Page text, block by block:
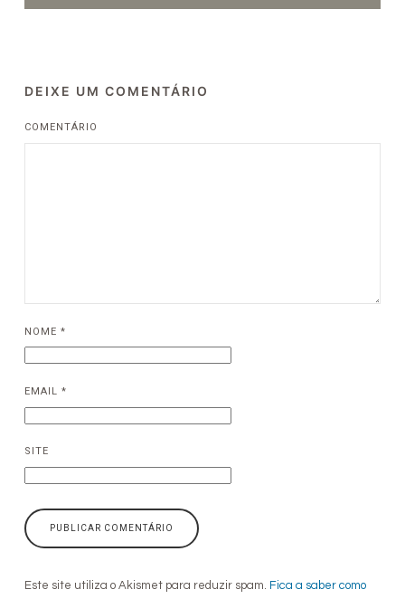
DEIXE UM COMENTÁRIO
COMENTÁRIO
NOME *
EMAIL *
SITE
Este site utiliza o Akismet para reduzir spam. Fica a saber como